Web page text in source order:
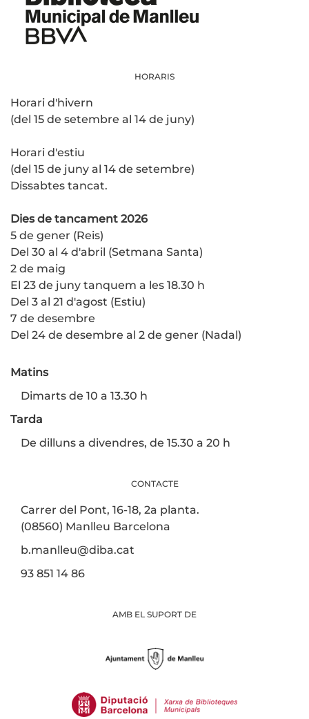
HORARIS
Horari d'hivern
(del 15 de setembre al 14 de juny)
Horari d'estiu
(del 15 de juny al 14 de setembre)
Dissabtes tancat.
Dies de tancament 2026
5 de gener (Reis)
Del 30 al 4 d'abril (Setmana Santa)
2 de maig
El 23 de juny tanquem a les 18.30 h
Del 3 al 21 d'agost (Estiu)
7 de desembre
Del 24 de desembre al 2 de gener (Nadal)
Matins
Dimarts de 10 a 13.30 h
Tarda
De dilluns a divendres, de 15.30 a 20 h
CONTACTE
Carrer del Pont, 16-18, 2a planta.
(08560) Manlleu Barcelona
b.manlleu@diba.cat
93 851 14 86
AMB EL SUPORT DE